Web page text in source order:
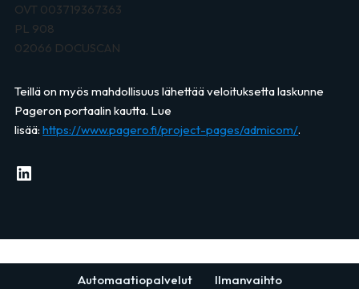
OVT 003719367363
PL 908
02066 DOCUSCAN
Teillä on myös mahdollisuus lähettää veloituksetta laskunne
Pageron portaalin kautta. Lue
lisää:https://www.pagero.fi/project-pages/admicom/.
Automaatiopalvelut Ilmanvaihto